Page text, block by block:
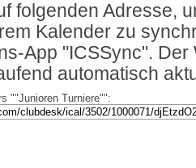
folgenden Adresse,
Kalender zu
App "ICSSync".
automatisch
""Junioren Turniere"":